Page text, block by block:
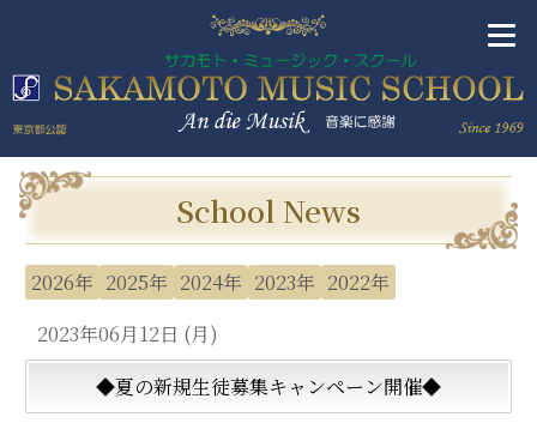
School News
2026年 2025年 2024年 2023年 2022年
2023年06月12日 (月)
◆夏の新規生徒募集キャンペーン開催◆